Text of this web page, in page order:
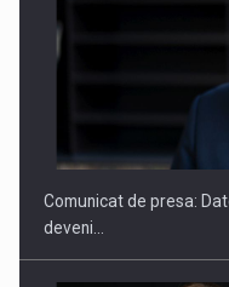
ROOTED IN ROMANIA,
Comunicat de presa:
deveni…